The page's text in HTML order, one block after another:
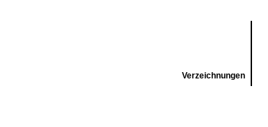
Verzeichnungen